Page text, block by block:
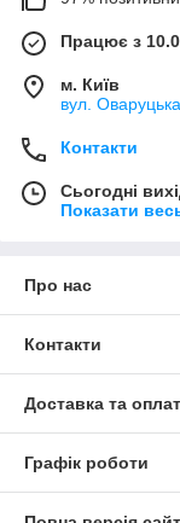
Працює з
м. Київ
вул.
Контакти
Сьогодні
Показати
Про нас
Контакти
Доставка та
Графік роботи